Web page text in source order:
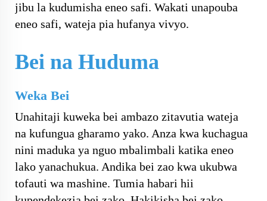
jibu la kudumisha eneo safi. Wakati unapouba
eneo safi, wateja pia hufanya vivyo.
Bei na Huduma
Weka Bei
Unahitaji kuweka bei ambazo zitavutia wateja
na kufungua gharamo yako. Anza kwa kuchagua
nini maduka ya nguo mbalimbali katika eneo
lako yanachukua. Andika bei zao kwa ukubwa
tofauti wa mashine. Tumia habari hii